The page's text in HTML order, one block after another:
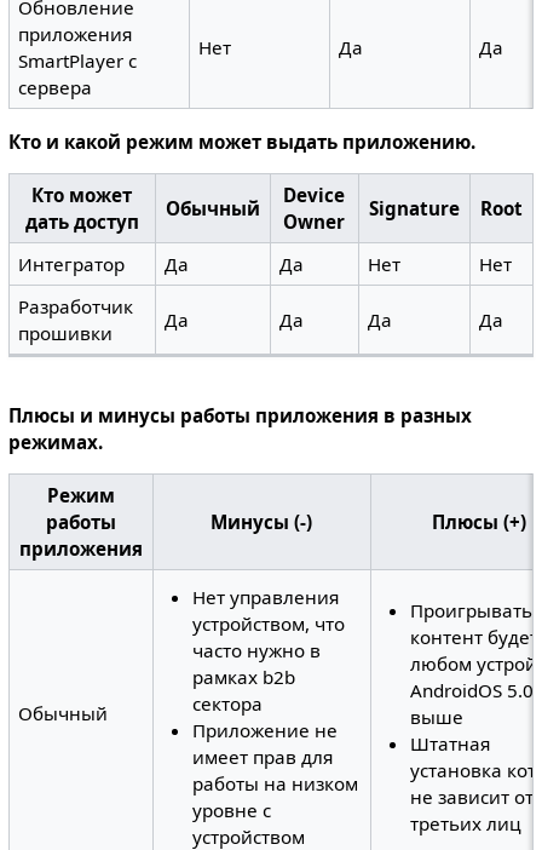
Обновление
приложения
SmartPlayer с
сервера
Нет Да Да
Кто и какой режим может выдать приложению.
Кто может
дать доступ
Обычный
Device
Owner
Signature Root
Интегратор Да Да Нет
Нет
Разработчик
прошивки
Да Да Да Да
Плюсы и минусы работы приложения в разных
режимах.
Режим
работы
приложения
Минусы (-) Плюсы (+)
Обычный
Нет управления
устройством, что
часто нужно в
рамках b2b
сектора
Приложение не
имеет прав для
работы на низком
уровне с
устройством
Проигрывать
контент
любом
AndroidOS 5.0
выше
Штатная
установка
не зависит от
третьих лиц